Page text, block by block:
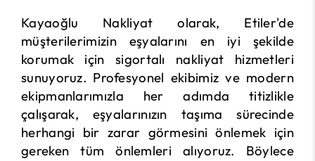
Kayaoğlu Nakliyat olarak, Etiler'de
müşterilerimizin eşyalarını en iyi şekilde
korumak için sigortalı nakliyat hizmetleri
sunuyoruz. Profesyonel ekibimiz ve modern
ekipmanlarımızla her adımda titizlikle
çalışarak, eşyalarınızın taşıma sürecinde
herhangi bir zarar görmesini önlemek için
gereken tüm önlemleri alıyoruz. Böylece